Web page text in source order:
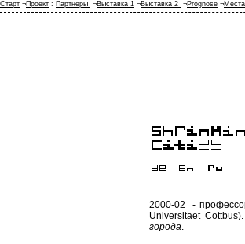
2000-02 - профессор
Universitaet
города.
Старт ¬Проект : Партнеры ¬Выставка 1 ¬Выставка 2 ¬Prognose ¬